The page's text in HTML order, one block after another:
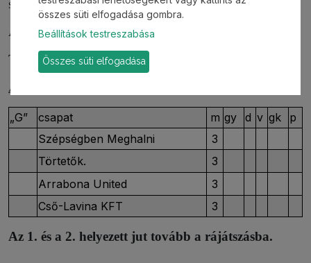
Szépségben Meghalni – Cső-Lavina KFT
Arrabona United – Cső-Lavina KFT
Törtetők. – Szépségben Meghalni
A csoport végeredménye:
„G” csapat m gy d v gk
p
Szépségben Meghalni
3
Törtetők.
3
Arrabona United
3
Cső-Lavina KFT
3
Az 1. és a 2. helyezett jut tovább a rájátszásba.
összes süti elfogadása gombra.
Beállítások testreszabása
Összes süti elfogadása